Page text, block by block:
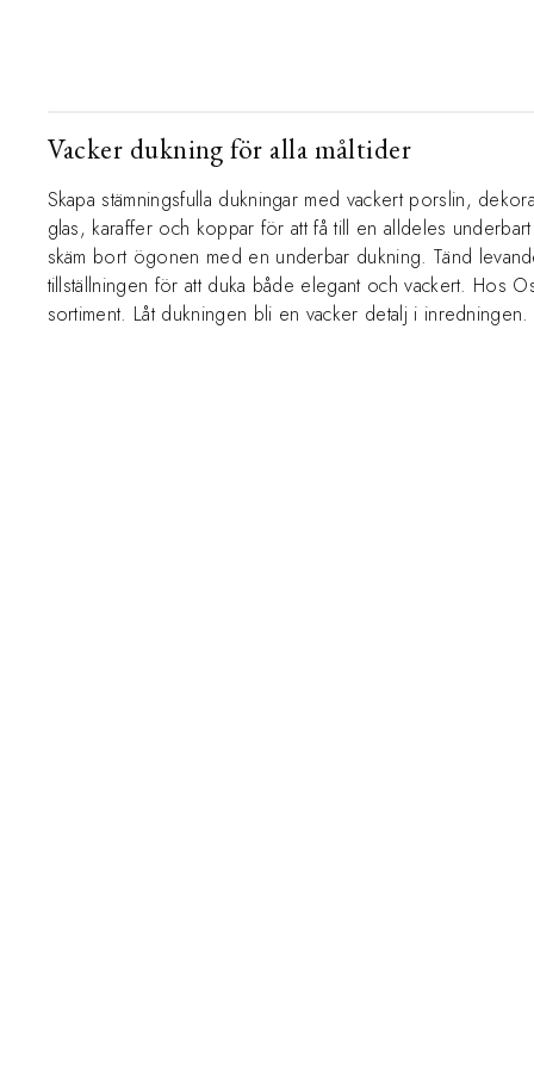
Vacker dukning för alla måltider
Skapa stämningsfulla dukningar med vackert porslin,
glas, karaffer och koppar för att få till en alldeles
skäm bort ögonen med en underbar dukning. Tänd
tillställningen för att duka både elegant och vackert. Hos
sortiment. Låt dukningen bli en vacker detalj i inredningen.